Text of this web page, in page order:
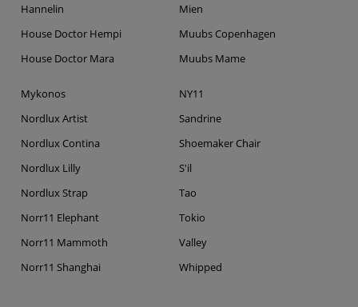
Hannelin
House Doctor Hempi
House Doctor Mara
Mien
Muubs Copenhagen
Muubs Mame
Mykonos
Nordlux Artist
Nordlux Contina
Nordlux Lilly
Nordlux Strap
Norr11 Elephant
Norr11 Mammoth
Norr11 Shanghai
NY11
Sandrine
Shoemaker Chair
S'il
Tao
Tokio
Valley
Whipped